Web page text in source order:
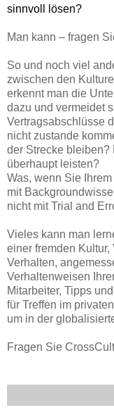
sinnvoll lösen?
Man kann – fragen
So und noch viel
zwischen den
erkennt man die
dazu und vermeidet
Vertragsabschlüsse
nicht zustande
der Strecke
überhaupt leisten?
Was, wenn Sie
mit
nicht mit Trial and
Vieles kann man
einer fremden
Verhalten,
Verhaltenweisen
Mitarbeiter, Tipps
für Treffen im
um in der
Fragen Sie